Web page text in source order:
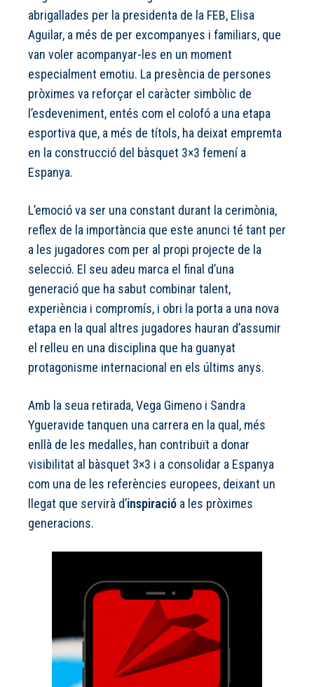
abrigallades per la presidenta de la FEB, Elisa
Aguilar, a més de per excompanyes i familiars, que
van voler acompanyar-les en un moment
especialment emotiu. La presència de persones
pròximes va reforçar el caràcter simbòlic de
l’esdeveniment, entés com el colofó a una etapa
esportiva que, a més de títols, ha deixat empremta
en la construcció del bàsquet 3×3 femení a
Espanya.
L’emoció va ser una constant durant la cerimònia,
reflex de la importància que este anunci té tant per
a les jugadores com per al propi projecte de la
selecció. El seu adeu marca el final d’una
generació que ha sabut combinar talent,
experiència i compromís, i obri la porta a una nova
etapa en la qual altres jugadores hauran d’assumir
el relleu en una disciplina que ha guanyat
protagonisme internacional en els últims anys.
Amb la seua retirada, Vega Gimeno i Sandra
Ygueravide tanquen una carrera en la qual, més
enllà de les medalles, han contribuït a donar
visibilitat al bàsquet 3×3 i a consolidar a Espanya
com una de les referències europees, deixant un
llegat que servirà d’inspiració a les pròximes
generacions.